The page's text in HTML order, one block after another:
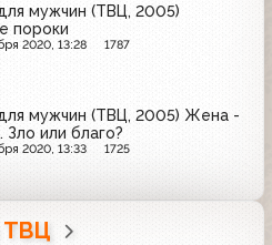
мужчин (ТВЦ, 2005)
пороки
2020, 13:28 1787
мужчин (ТВЦ, 2005) Жена -
Зло или благо?
2020, 13:33 1725
ТВЦ